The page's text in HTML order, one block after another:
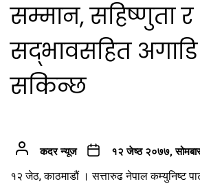
सम्मान, सहिष्णुता र
सद्भावसहित
सकिन्छ
कदर न्यूज १२ जेष्ठ २०७७,
१२ जेठ, काठमाडौं । सत्तारुढ नेपाल कम्युनिष्ट